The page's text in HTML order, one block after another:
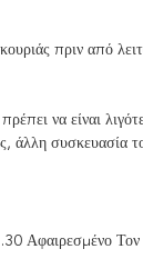
πριν από
να είναι
συσκευασία
.30 Αφαιρεσμένο